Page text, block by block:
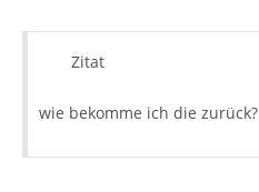
Zitat
wie bekomme ich die zurück?